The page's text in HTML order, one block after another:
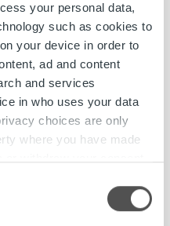
your personal data,
such as cookies to
your device in order to
ad and content
and services
in who uses your data
choices are only
where you have made
ja olen oppinut
ja uusia tehtäviä ja
Työn nopea tahti takaa
koko ajan. Usein
toimiston arjen
varmistamista. Vaikka
on mukava
ja visualisointia, joten
tätä intohimoa